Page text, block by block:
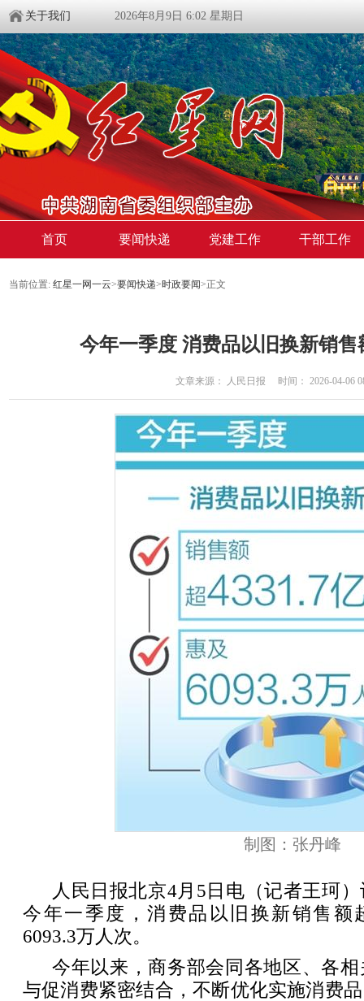
关于我们 2026年8月9日 6:02 星期日
首页 要闻快递 党建工作 干部工作
当前位置: 红星一网一云>要闻快递>时政要闻>正文
今年一季度 消费品以旧换新销售
文章来源： 人民日报 时间： 2026-04-06
制图：张丹峰
人民日报北京4月5日电（记者王珂
今年一季度，消费品以旧换新销售额
6093.3万人次。
今年以来，商务部会同各地区、各
与促消费紧密结合，不断优化实施消费